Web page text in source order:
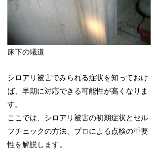
床下の蟻道
シロアリ被害でみられる症状を知っておけ
ば、早期に対応できる可能性が高くなりま
す。
ここでは、シロアリ被害の初期症状とセル
フチェックの方法、プロによる点検の重要
性を解説します。